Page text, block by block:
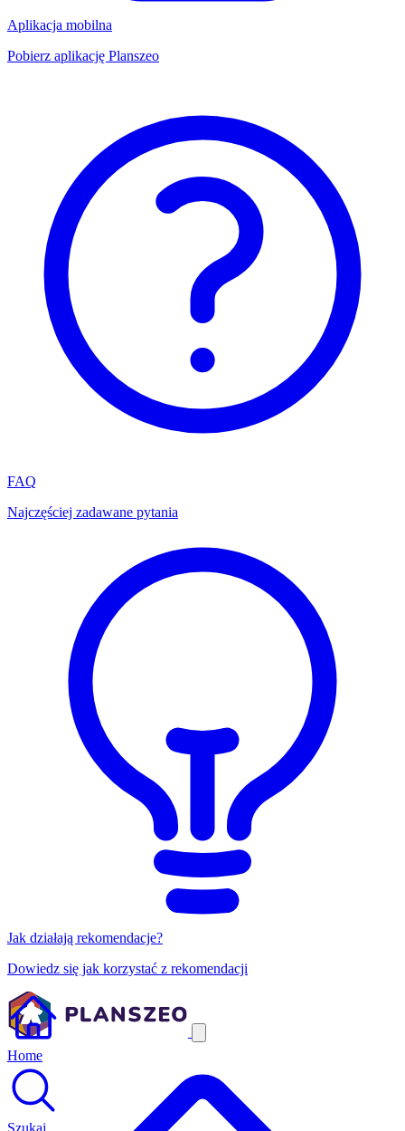
Aplikacja mobilna
Pobierz aplikację Planszeo
FAQ
Najczęściej zadawane pytania
Jak działają rekomendacje?
Dowiedz się jak korzystać z rekomendacji
Home
Szukaj